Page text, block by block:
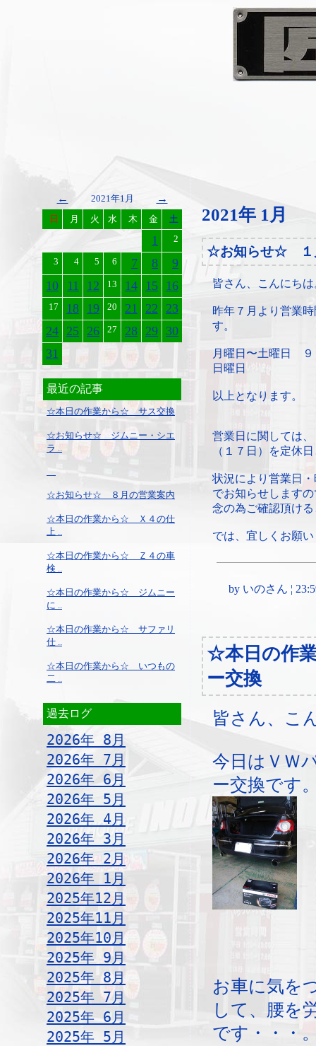
← 2021年1月 →
日 月 火 水 木 金 土
1 2
3 4 5 6 7 8
9
10
11 12 13 14 15 16
17 18 19 20 21 22 23
24 25 26 27 28 29 30
31
最近の記事
☆本日の作業から☆ サス交換
☆お知らせ☆ ジムニー・シエ
ラ ..
☆お知らせ☆ ８月の営業案内
☆本日の作業から☆ Ｘ４の仕
上 ..
☆本日の作業から☆ Ｚ４の車
検 ..
☆本日の作業から☆ ジムニー
に ..
☆本日の作業から☆ サファリ
仕 ..
☆本日の作業から☆ いつもの
二 ..
過去ログ
2026年 8月
2026年 7月
2026年 6月
2026年 5月
2026年 4月
2026年 3月
2026年 2月
2026年 1月
2025年12月
2025年11月
2025年10月
2025年 9月
2025年 8月
2025年 7月
2025年 6月
2025年 5月
2021年 1月
☆お知らせ☆ １
皆さん、こんにちは
昨年７月より営業
す。
月曜日〜土曜日 ９
日曜日 ９：
以上となります。
営業日に関しては
（１７日）を定休
状況により営業日
でお知らせします
念の為ご確認頂け
では、宜しくお願
by いのさん ¦
☆本日の作
ー交換
皆さん、こ
今日はＶＷ
ー交換です
お車に気を
して、腰を
です・・・